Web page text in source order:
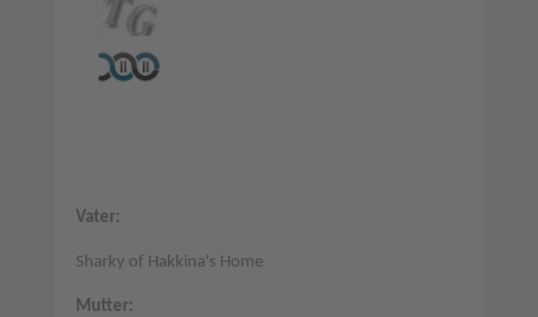
Vater:
Sharky of Hakkina's Home
Mutter: